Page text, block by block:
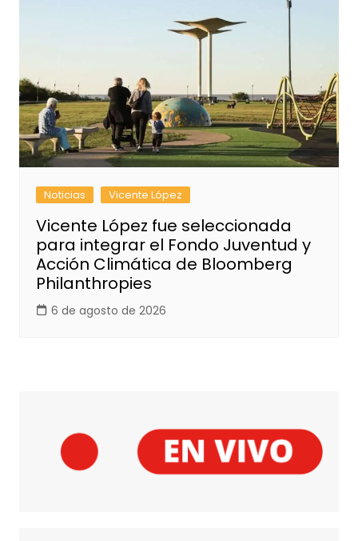
Noticias Vicente López
Vicente López fue seleccionada
para integrar el Fondo Juventud y
Acción Climática de Bloomberg
Philanthropies
6 de agosto de 2026